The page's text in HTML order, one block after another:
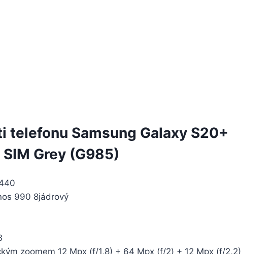
telefonu Samsung Galaxy S20+
Grey (G985)
990 8jádrový
zoomem 12 Mpx (f/1,8) + 64 Mpx (f/2) + 12 Mpx (f/2,2)